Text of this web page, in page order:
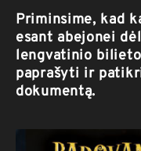
Priminsime, kad
esant abejonei
lengvatinio
paprašyti ir
dokumentą.